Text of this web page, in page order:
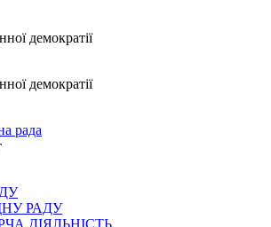
демократії
демократії
рада
РАДУ
ДІЯЛЬНІСТЬ